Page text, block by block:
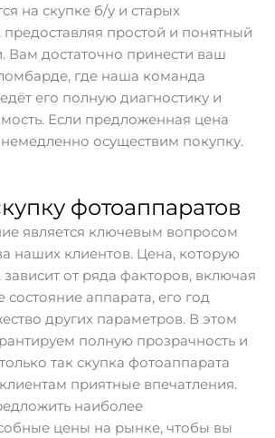
на скупке б/у и старых
простой и понятный
Вам достаточно принести ваш
где наша команда
его полную диагностику и
Если предложенная цена
осуществим покупку.
фотоаппаратов
является ключевым вопросом
наших клиентов. Цена, которую
от ряда факторов, включая
состояние аппарата, его год
других параметров. В этом
полную прозрачность и
так скупка фотоаппарата
приятные впечатления.
наиболее
цены на рынке, чтобы вы